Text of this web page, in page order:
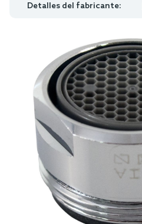
Detalles del fabricante: